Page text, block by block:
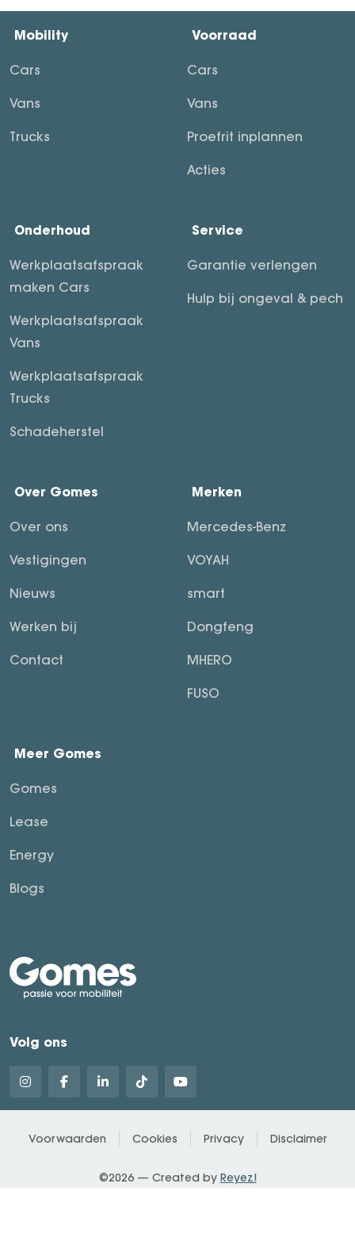
Mobility
Cars
Vans
Trucks
Voorraad
Cars
Vans
Proefrit inplannen
Acties
Onderhoud
Werkplaatsafspraak
maken Cars
Werkplaatsafspraak
Vans
Werkplaatsafspraak
Trucks
Schadeherstel
Service
Garantie verlengen
Hulp bij ongeval & pech
Over Gomes
Over ons
Vestigingen
Nieuws
Werken bij
Contact
Merken
Mercedes-Benz
VOYAH
smart
Dongfeng
MHERO
FUSO
Meer Gomes
Gomes
Lease
Energy
Blogs
Volg ons
Voorwaarden Cookies Privacy Disclaimer
©2026 — Created by Reyez!